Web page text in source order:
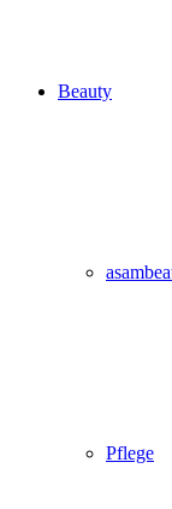
Beauty
Pflege